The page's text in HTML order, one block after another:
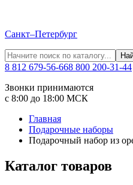
Санкт–Петербург
8 812 679-56-668 800 200-31-44
Звонки принимаются
с 8:00 до 18:00 МСК
Главная
Подарочные наборы
Подарочный набор из
Каталог товаров